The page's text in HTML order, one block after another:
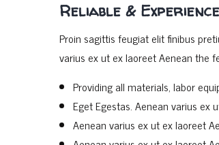
Reliable &
Proin sagittis feugiat elit finibus
varius ex ut ex laoreet Aenean the
Providing all materials, labor
Eget Egestas. Aenean varius ex
Aenean varius ex ut ex laoreet